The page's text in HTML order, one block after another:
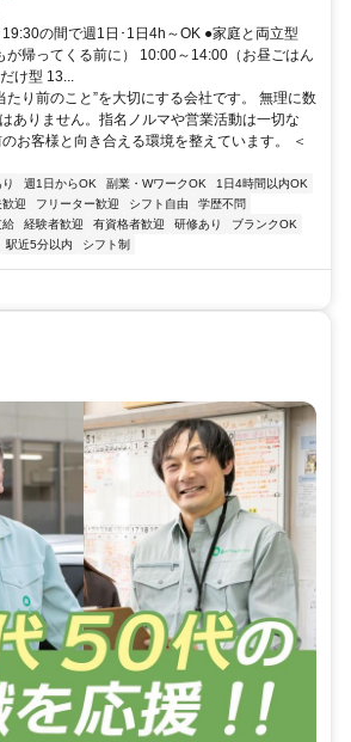
の間で週1日･1日4h～OK ●家庭と両立型
が帰ってくる前に） 10:00～14:00（お昼ごはん
け型 13...
たり前のこと”を大切にする会社です。 無理に数
ありません。指名ノルマや営業活動は一切な
お客様と向き合える環境を整えています。 ＜
週1日からOK 副業・WワークOK
1日4時間以内OK
迎 フリーター歓迎 シフト自由
学歴不問
給 経験者歓迎 有資格者歓迎 研修あり
ブランクOK
駅近5分以内 シフト制